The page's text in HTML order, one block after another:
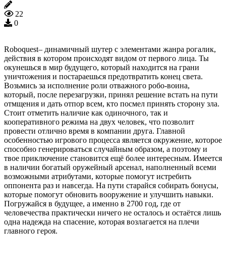
22
0
Roboquest– динамичный шутер с элементами жанра рогалик,
действия в котором происходят видом от первого лица. Ты
окунешься в мир будущего, который находится на грани
уничтожения и постараешься предотвратить конец света.
Возьмись за исполнение роли отважного робо-воина,
который, после перезагрузки, принял решение встать на пути
отмщения и дать отпор всем, кто посмел принять сторону зла.
Стоит отметить наличие как одиночного, так и
кооперативного режима на двух человек, что позволит
провести отлично время в компании друга. Главной
особенностью игрового процесса является окружение, которое
способно генерироваться случайным образом, а поэтому и
твое приключение становится ещё более интересным. Имеется
в наличии богатый оружейный арсенал, наполненный всеми
возможными атрибутами, которые помогут истребить
оппонента раз и навсегда. На пути старайся собирать бонусы,
которые помогут обновить вооружение и улучшить навыки.
Погружайся в будущее, а именно в 2700 год, где от
человечества практически ничего не осталось и остаётся лишь
одна надежда на спасение, которая возлагается на плечи
главного героя.